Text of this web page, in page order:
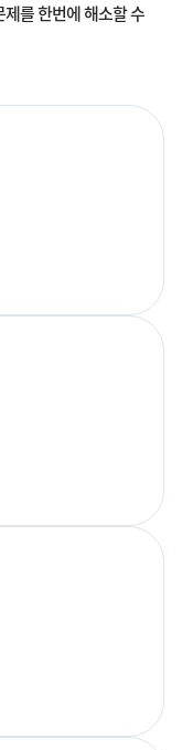
를 한번에 해소할 수